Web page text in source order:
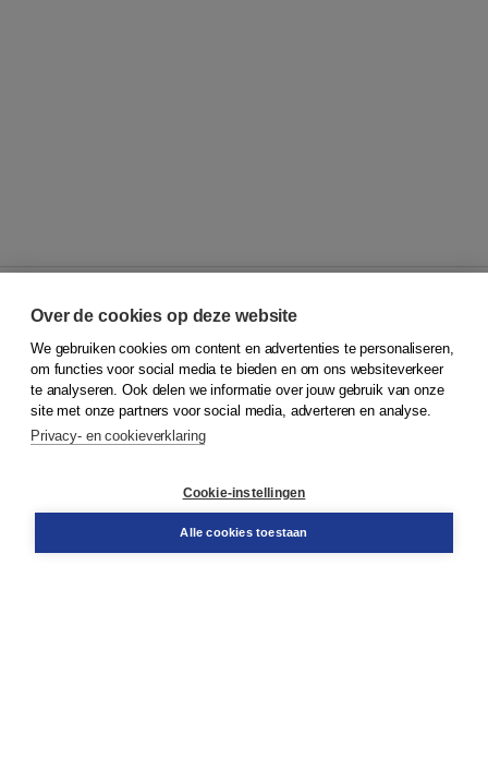
© 2026Koninklijke Boom uitgevers
Klantenservice
Service & informatie
Contact
Over de cookies op deze website
We gebruiken cookies om content en advertenties te personaliseren,
om functies voor social media te bieden en om ons websiteverkeer
te analyseren. Ook delen we informatie over jouw gebruik van onze
site met onze partners voor social media, adverteren en analyse.
Privacy- en cookieverklaring
Cookie-instellingen
Alle cookies toestaan